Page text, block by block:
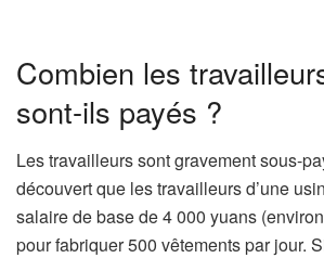
Combien les
sont-ils payés ?
Les travailleurs sont gravement sous-
découvert que les travailleurs d’une
salaire de base de 4 000 yuans
pour fabriquer 500 vêtements par jour.